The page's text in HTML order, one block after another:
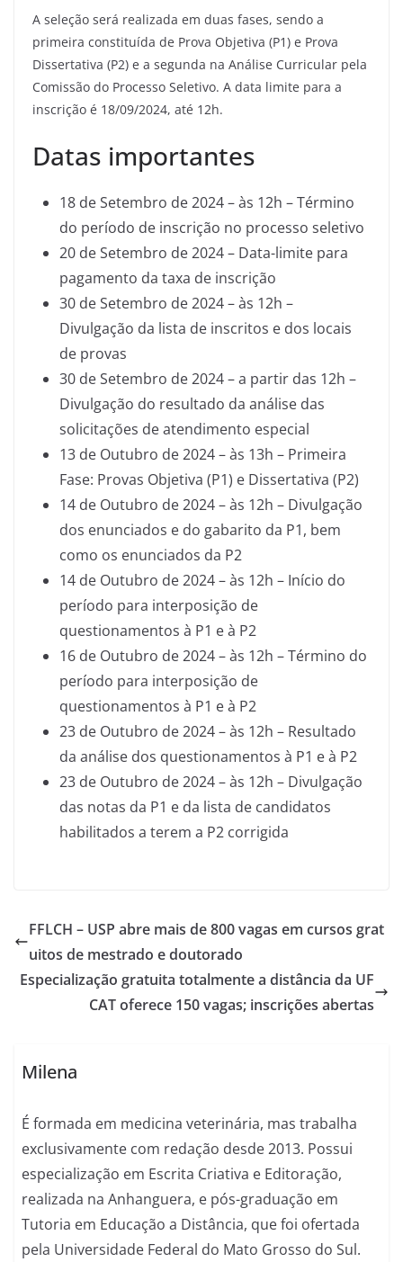
A seleção será realizada em duas fases, sendo a
primeira constituída de Prova Objetiva (P1) e Prova
Dissertativa (P2) e a segunda na Análise Curricular pela
Comissão do Processo Seletivo. A data limite para a
inscrição é 18/09/2024, até 12h.
Datas importantes
18 de Setembro de 2024 – às 12h – Término
do período de inscrição no processo seletivo
20 de Setembro de 2024 – Data-limite para
pagamento da taxa de inscrição
30 de Setembro de 2024 – às 12h –
Divulgação da lista de inscritos e dos locais
de provas
30 de Setembro de 2024 – a partir das 12h –
Divulgação do resultado da análise das
solicitações de atendimento especial
13 de Outubro de 2024 – às 13h – Primeira
Fase: Provas Objetiva (P1) e Dissertativa (P2)
14 de Outubro de 2024 – às 12h – Divulgação
dos enunciados e do gabarito da P1, bem
como os enunciados da P2
14 de Outubro de 2024 – às 12h – Início do
período para interposição de
questionamentos à P1 e à P2
16 de Outubro de 2024 – às 12h – Término do
período para interposição de
questionamentos à P1 e à P2
23 de Outubro de 2024 – às 12h – Resultado
da análise dos questionamentos à P1 e à P2
23 de Outubro de 2024 – às 12h – Divulgação
das notas da P1 e da lista de candidatos
habilitados a terem a P2 corrigida
FFLCH – USP abre mais de 800 vagas em cursos grat
uitos de mestrado e doutorado
Especialização gratuita totalmente a distância da UF
CAT oferece 150 vagas; inscrições abertas
Milena
É formada em medicina veterinária, mas trabalha
exclusivamente com redação desde 2013. Possui
especialização em Escrita Criativa e Editoração,
realizada na Anhanguera, e pós-graduação em
Tutoria em Educação a Distância, que foi ofertada
pela Universidade Federal do Mato Grosso do Sul.